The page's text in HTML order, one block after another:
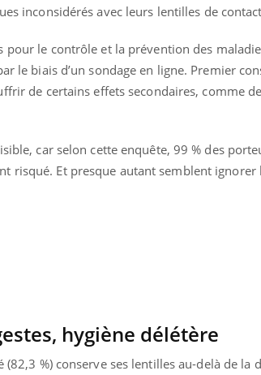
inconsidérés avec leurs lentilles de
pour le contrôle et la prévention des
le biais d’un sondage en ligne. Premier
de certains effets secondaires, comme
car selon cette enquête, 99 % des
risqué. Et presque autant semblent ignorer
hygiène délétère
%) conserve ses lentilles au-delà de la
:
à aborder...
proche c'est
Youtube
Carence en fer :
prévenirYoutube
carence en fer sont multiples
...